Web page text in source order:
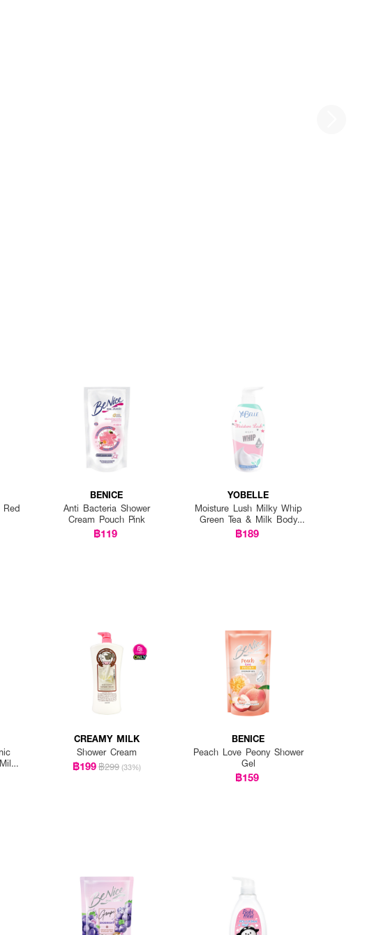
Red
BENICE
Anti Bacteria Shower
Cream Pouch Pink
฿119
YOBELLE
Moisture Lush Milky Whip
Green Tea & Milk Body
Wash
฿189
CREAMY MILK
Shower Cream
฿199฿299 (33%)
BENICE
Peach Love Peony Shower
Gel
฿159